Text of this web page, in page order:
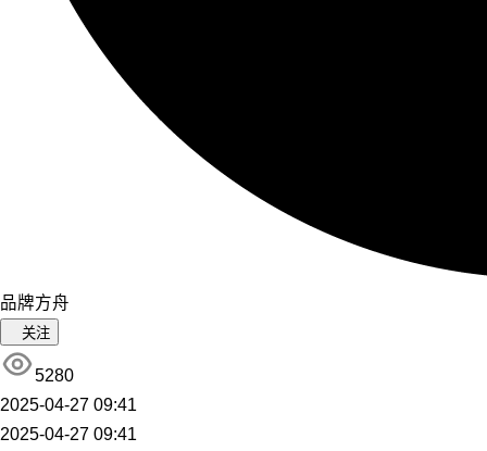
品牌方舟
关注
5280
2025-04-27 09:41
2025-04-27 09:41